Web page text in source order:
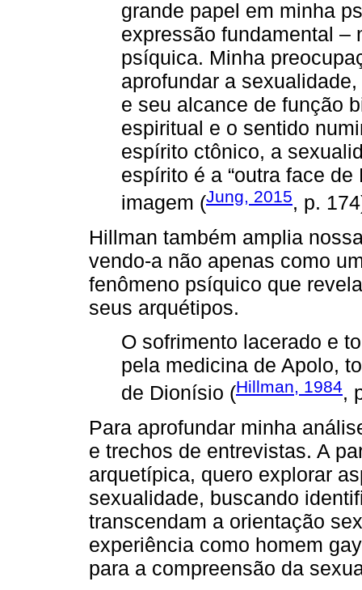
grande papel em minha
expressão fundamental –
psíquica. Minha
aprofundar a
e seu alcance de função
espiritual e o sentido
espírito ctônico, a
espírito é a “outra face
imagem (Jung, 2015, p.
Hillman também amplia
vendo-a não apenas como
fenômeno psíquico que
seus arquétipos.
O sofrimento lacerado e
pela medicina de Apolo,
de Dionísio (Hillman, 1984,
Para aprofundar minha
e trechos de entrevistas. A
arquetípica, quero explorar
sexualidade, buscando
transcendam a orientação
experiência como homem
para a compreensão da